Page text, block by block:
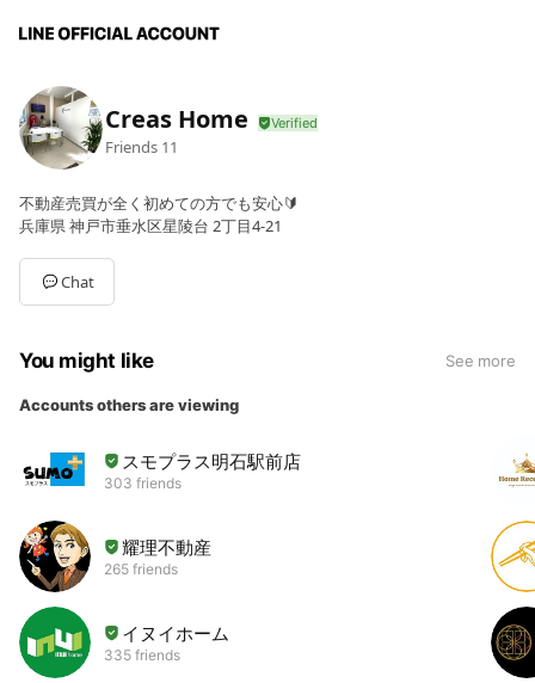
Creas Home
Friends 11
不動産売買が全く初めての方でも安心🔰
兵庫県 神戸市垂水区星陵台 2丁目4-21
Chat
You might like See more
Accounts others are viewing
スモプラス明石駅前店
303 friends
耀理不動産
265 friends
イヌイホーム
335 friends